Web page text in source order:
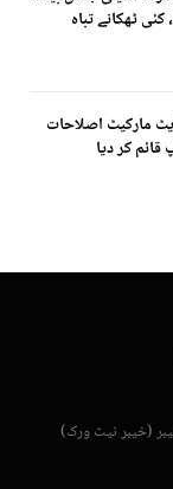
ٹھکانے تباہ
مارکیٹ اصلاحات
کر دیا